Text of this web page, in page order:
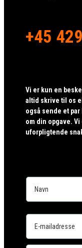
+45
Vi er kun en
altid skrive til os
også sende et
om din opgave.
uforpligtende